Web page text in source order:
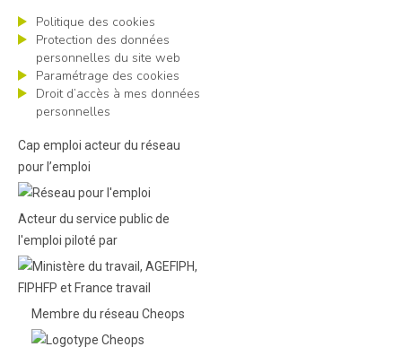
Politique des cookies
Protection des données
personnelles du site web
Paramétrage des cookies
Droit d’accès à mes données
personnelles
Cap emploi acteur du réseau
pour l’emploi
Acteur du service public de
l'emploi piloté par
Membre du réseau Cheops